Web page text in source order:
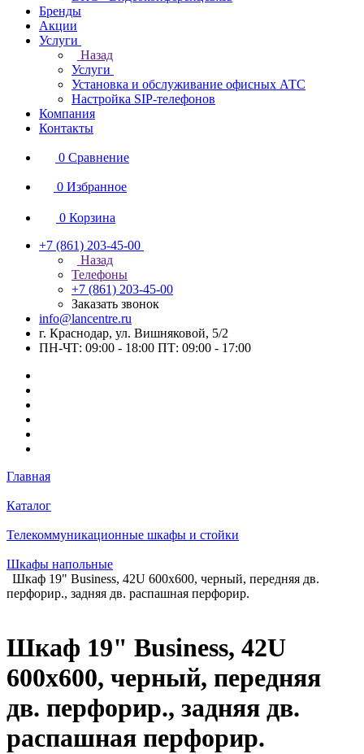
Бренды
Акции
Услуги
Назад
Услуги
Установка и обслуживание офисных АТС
Настройка SIP-телефонов
Компания
Контакты
0 Сравнение
0 Избранное
0 Корзина
+7 (861) 203-45-00
Назад
Телефоны
+7 (861) 203-45-00
Заказать звонок
info@lancentre.ru
г. Краснодар, ул. Вишняковой, 5/2
ПН-ЧТ: 09:00 - 18:00 ПТ: 09:00 - 17:00
Главная
Каталог
Телекоммуникационные шкафы и стойки
Шкафы напольные
Шкаф 19" Business, 42U 600x600, черный, передняя дв.
перфорир., задняя дв. распашная перфорир.
Шкаф 19" Business, 42U
600x600, черный, передняя
дв. перфорир., задняя дв.
распашная перфорир.